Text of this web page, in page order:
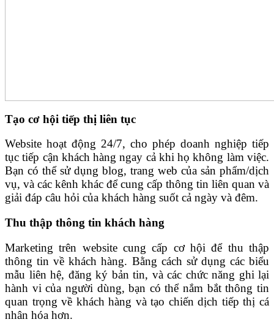
Tạo cơ hội tiếp thị liên tục
Website hoạt động 24/7, cho phép doanh nghiệp tiếp
tục tiếp cận khách hàng ngay cả khi họ không làm việc.
Bạn có thể sử dụng blog, trang web của sản phẩm/dịch
vụ, và các kênh khác để cung cấp thông tin liên quan và
giải đáp câu hỏi của khách hàng suốt cả ngày và đêm.
Thu thập thông tin khách hàng
Marketing trên website cung cấp cơ hội để thu thập
thông tin về khách hàng. Bằng cách sử dụng các biểu
mẫu liên hệ, đăng ký bản tin, và các chức năng ghi lại
hành vi của người dùng, bạn có thể nắm bắt thông tin
quan trọng về khách hàng và tạo chiến dịch tiếp thị cá
nhân hóa hơn.